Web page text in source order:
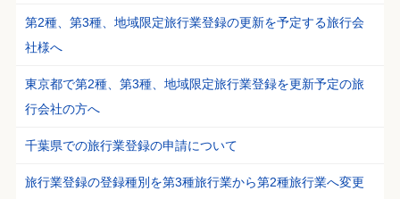
第2種、第3種、地域限定旅行業登録の更新を予定する旅行会
社様へ
東京都で第2種、第3種、地域限定旅行業登録を更新予定の旅
行会社の方へ
千葉県での旅行業登録の申請について
旅行業登録の登録種別を第3種旅行業から第2種旅行業へ変更